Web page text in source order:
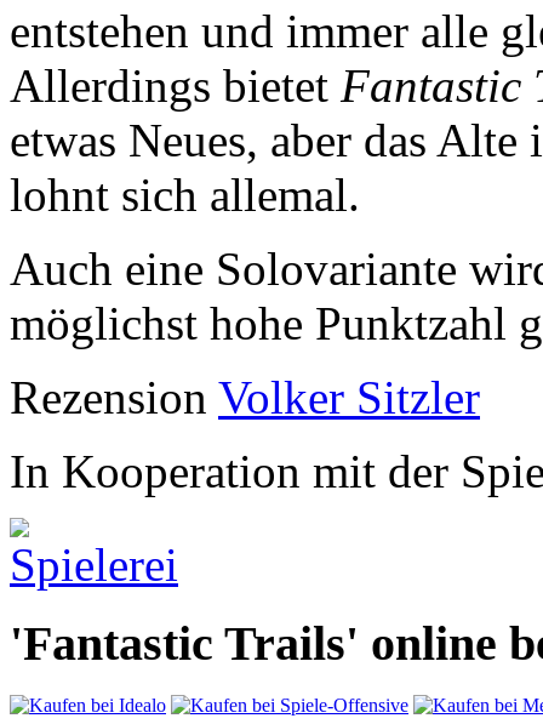
entstehen und immer alle
Allerdings bietet Fantastic
etwas Neues, aber das
lohnt sich allemal.
Auch eine Solovariante
möglichst hohe Punktzahl
Rezension Volker Sitzler
In Kooperation mit der
'Fantastic Trails' online